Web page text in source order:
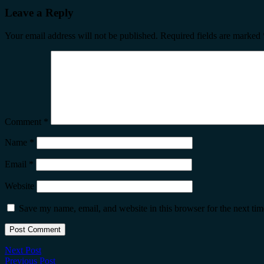
Leave a Reply
Your email address will not be published. Required fields are marked
Comment *
Name *
Email *
Website
Save my name, email, and website in this browser for the next
Next Post
Previous Post